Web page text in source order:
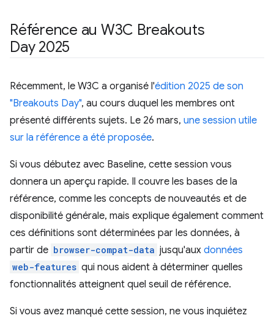
Référence au W3C Breakouts
Day 2025
Récemment, le W3C a organisé l'édition 2025 de son
"Breakouts Day", au cours duquel les membres ont
présenté différents sujets. Le 26 mars, une session utile
sur la référence a été proposée.
Si vous débutez avec Baseline, cette session vous
donnera un aperçu rapide. Il couvre les bases de la
référence, comme les concepts de nouveautés et de
disponibilité générale, mais explique également comment
ces définitions sont déterminées par les données, à
partir de browser-compat-data jusqu'aux données
web-features qui nous aident à déterminer quelles
fonctionnalités atteignent quel seuil de référence.
Si vous avez manqué cette session, ne vous inquiétez